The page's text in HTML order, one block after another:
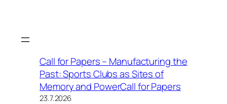
Call for Papers – Manufacturing the
Past: Sports Clubs as Sites of
Memory and PowerCall for Papers
23.7.2026